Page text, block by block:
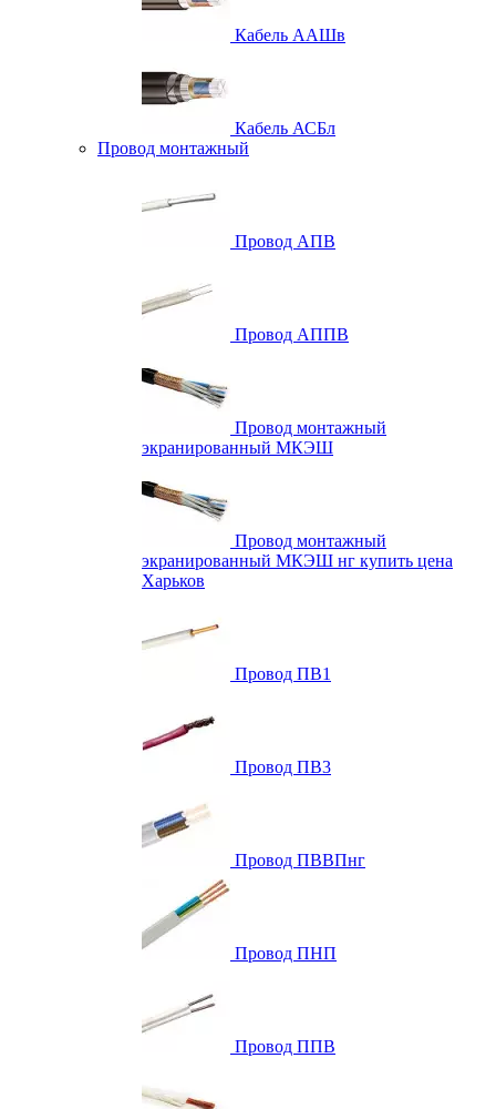
Кабель ААШв
Кабель АСБл
Провод монтажный
Провод АПВ
Провод АППВ
Провод монтажный
экранированный МКЭШ
Провод монтажный
экранированный МКЭШ нг купить цена
Харьков
Провод ПВ1
Провод ПВ3
Провод ПВВПнг
Провод ПНП
Провод ППВ